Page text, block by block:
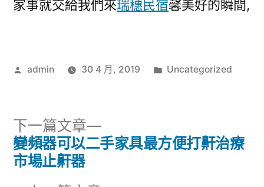
家事就交給我們來瑞穗民宿馨美好的瞬間,
作
admin 30 4 月, 2019
分
Uncategorized
文
下一篇文章
下
一
變頻器可以二手家具最方便打鼾治療
市場止鼾器